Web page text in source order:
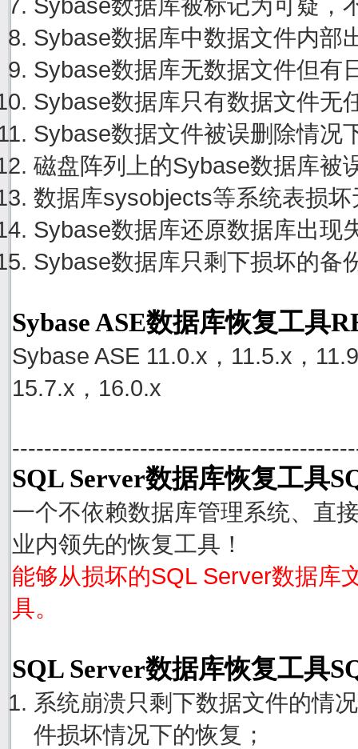
Sybase数据库被标记为可疑，
Sybase数据库中数据文件内部
Sybase数据库无数据文件但有
Sybase数据库只有数据文件无
Sybase数据文件被误删除情况
磁盘阵列上的Sybase数据库被
数据库sysobjects等系统表损
Sybase数据库还原数据库出现
Sybase数据库只剩下损坏的备
Sybase ASE数据库恢复工具
Sybase ASE 11.0.x，11.5.x，
15.7.x，16.0.x
SQL Server数据库恢复工具
一个不依赖数据库管理系统、直
业内领先的恢复工具！
能够从损坏的SQL Server数据库
具。
SQL Server数据库恢复工具
系统崩溃只剩下数据文件的情
件损坏情况下的恢复；